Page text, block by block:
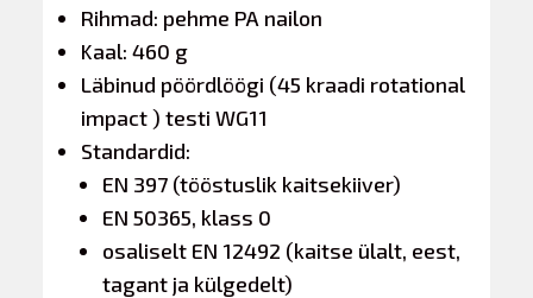
Rihmad: pehme PA nailon
Kaal: 460 g
Läbinud pöördlöögi (45 kraadi rotational
impact ) testi WG11
Standardid:
EN 397 (tööstuslik kaitsekiiver)
EN 50365, klass 0
osaliselt EN 12492 (kaitse ülalt, eest,
tagant ja külgedelt)